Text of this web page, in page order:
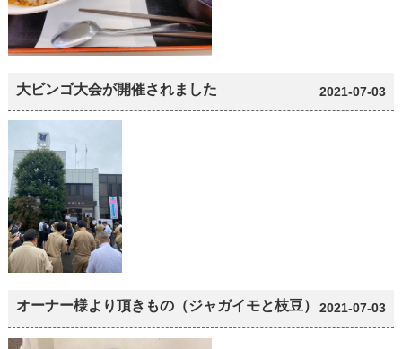
大ビンゴ大会が開催されました 2021-07-03
オーナー様より頂きもの（ジャガイモと枝豆） 2021-07-03